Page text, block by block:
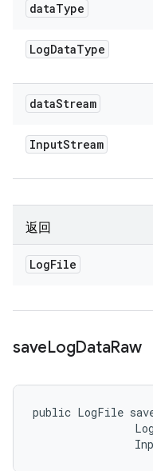
dataType
LogDataType
dataStream
InputStream
返回
LogFile
saveLogDataRaw
public LogFile